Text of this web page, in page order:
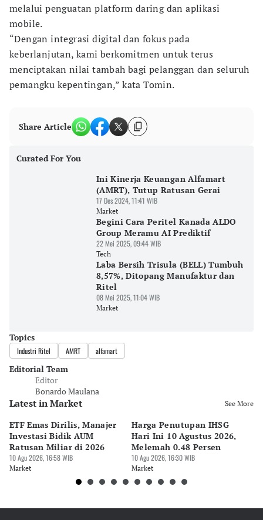
melalui penguatan platform daring dan aplikasi
mobile.
“Dengan integrasi digital dan fokus pada
keberlanjutan, kami berkomitmen untuk terus
menciptakan nilai tambah bagi pelanggan dan seluruh
pemangku kepentingan,” kata Tomin.
Share Article
Curated For You
Ini Kinerja Keuangan Alfamart
(AMRT), Tutup Ratusan Gerai
17 Des 2024, 11:41 WIB
Market
Begini Cara Peritel Kanada ALDO
Group Meramu AI Prediktif
22 Mei 2025, 09:44 WIB
Tech
Laba Bersih Trisula (BELL) Tumbuh
8,57%, Ditopang Manufaktur dan
Ritel
08 Mei 2025, 11:04 WIB
Market
Topics
Industri Ritel AMRT alfamart
Editorial Team
Editor
Bonardo Maulana
Latest in Market See More
ETF Emas Dirilis, Manajer
Investasi Bidik AUM
Ratusan Miliar di 2026
10 Agu 2026, 16:58 WIB
Market
Harga Penutupan IHSG
Hari Ini 10 Agustus 2026,
Melemah 0.48 Persen
10 Agu 2026, 16:30 WIB
Market